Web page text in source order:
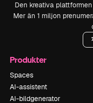
Den kreativa
Mer än 1 miljon
Produkter
Spaces
AI-assistent
AI-bildgenerator